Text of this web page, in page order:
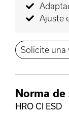
Ajuste
Solicite una
Norma
HRO CI ESD